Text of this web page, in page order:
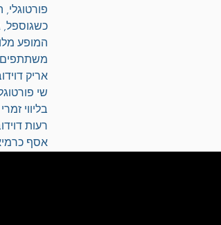
כשגוספל,
המופע
אריק
שי
בליווי
רעות
אסף